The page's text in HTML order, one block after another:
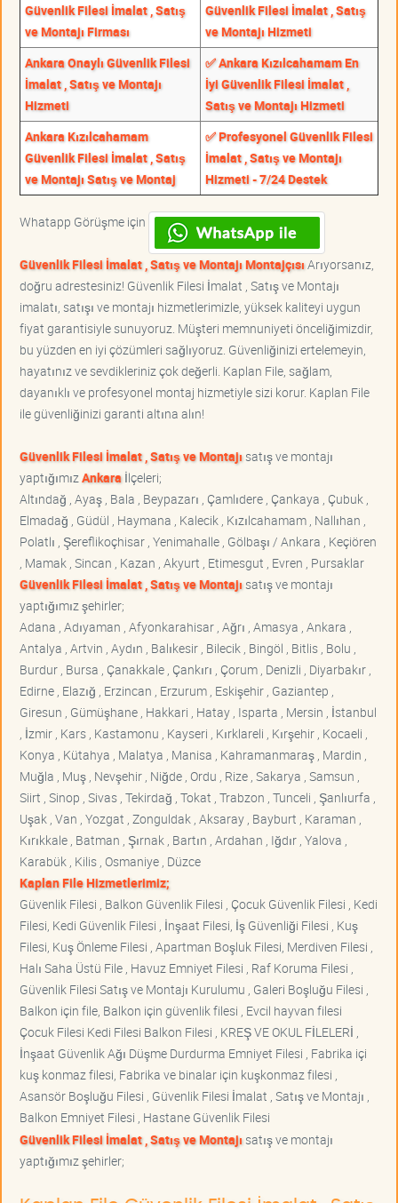
Güvenlik Filesi İmalat , Satış
ve Montajı Firması
Güvenlik Filesi İmalat , Satış
ve Montajı Hizmeti
Ankara Onaylı Güvenlik Filesi
İmalat , Satış ve Montajı
Hizmeti
✅ Ankara Kızılcahamam En
İyi Güvenlik Filesi İmalat ,
Satış ve Montajı Hizmeti
Ankara Kızılcahamam
Güvenlik Filesi İmalat , Satış
ve Montajı Satış ve Montaj
✅ Profesyonel Güvenlik Filesi
İmalat , Satış ve Montajı
Hizmeti - 7/24 Destek
Whatapp Görüşme için
Güvenlik Filesi İmalat , Satış ve Montajı MontajçısıArıyorsanız,
doğru adrestesiniz! Güvenlik Filesi İmalat , Satış ve Montajı
imalatı, satışı ve montajı hizmetlerimizle, yüksek kaliteyi uygun
fiyat garantisiyle sunuyoruz. Müşteri memnuniyeti önceliğimizdir,
bu yüzden en iyi çözümleri sağlıyoruz. Güvenliğinizi ertelemeyin,
hayatınız ve sevdikleriniz çok değerli. Kaplan File, sağlam,
dayanıklı ve profesyonel montaj hizmetiyle sizi korur. Kaplan File
ile güvenliğinizi garanti altına alın!
Güvenlik Filesi İmalat , Satış ve Montajısatış ve montajı
yaptığımız Ankara İlçeleri;
Altındağ , Ayaş , Bala , Beypazarı , Çamlıdere , Çankaya , Çubuk ,
Elmadağ , Güdül , Haymana , Kalecik , Kızılcahamam , Nallıhan ,
Polatlı , Şereflikoçhisar , Yenimahalle , Gölbaşı / Ankara , Keçiören
, Mamak , Sincan , Kazan , Akyurt , Etimesgut , Evren , Pursaklar
Güvenlik Filesi İmalat , Satış ve Montajısatış ve montajı
yaptığımız şehirler;
Adana , Adıyaman , Afyonkarahisar , Ağrı , Amasya , Ankara ,
Antalya , Artvin , Aydın , Balıkesir , Bilecik , Bingöl , Bitlis , Bolu ,
Burdur , Bursa , Çanakkale , Çankırı , Çorum , Denizli , Diyarbakır ,
Edirne , Elazığ , Erzincan , Erzurum , Eskişehir , Gaziantep ,
Giresun , Gümüşhane , Hakkari , Hatay , Isparta , Mersin , İstanbul
, İzmir , Kars , Kastamonu , Kayseri , Kırklareli , Kırşehir , Kocaeli ,
Konya , Kütahya , Malatya , Manisa , Kahramanmaraş , Mardin ,
Muğla , Muş , Nevşehir , Niğde , Ordu , Rize , Sakarya , Samsun ,
Siirt , Sinop , Sivas , Tekirdağ , Tokat , Trabzon , Tunceli , Şanlıurfa ,
Uşak , Van , Yozgat , Zonguldak , Aksaray , Bayburt , Karaman ,
Kırıkkale , Batman , Şırnak , Bartın , Ardahan , Iğdır , Yalova ,
Karabük , Kilis , Osmaniye , Düzce
Kaplan File Hizmetlerimiz;
Güvenlik Filesi , Balkon Güvenlik Filesi , Çocuk Güvenlik Filesi , Kedi
Filesi, Kedi Güvenlik Filesi , İnşaat Filesi, İş Güvenliği Filesi , Kuş
Filesi, Kuş Önleme Filesi , Apartman Boşluk Filesi, Merdiven Filesi ,
Halı Saha Üstü File , Havuz Emniyet Filesi , Raf Koruma Filesi ,
Güvenlik Filesi Satış ve Montajı Kurulumu , Galeri Boşluğu Filesi ,
Balkon için file, Balkon için güvenlik filesi , Evcil hayvan filesi
Çocuk Filesi Kedi Filesi Balkon Filesi , KREŞ VE OKUL FİLELERİ ,
İnşaat Güvenlik Ağı Düşme Durdurma Emniyet Filesi , Fabrika içi
kuş konmaz filesi, Fabrika ve binalar için kuşkonmaz filesi ,
Asansör Boşluğu Filesi , Güvenlik Filesi İmalat , Satış ve Montajı ,
Balkon Emniyet Filesi , Hastane Güvenlik Filesi
Güvenlik Filesi İmalat , Satış ve Montajısatış ve montajı
yaptığımız şehirler;